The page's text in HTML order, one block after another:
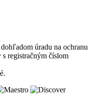
úradu na ochranu
registračným číslom